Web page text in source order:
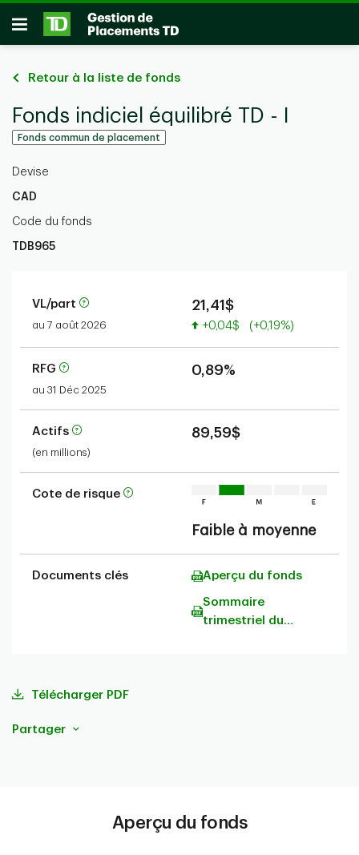
Passer au contenu principal
Ouvrir
Retour à la liste de fonds
Fonds indiciel équilibré TD - I
Fonds commun de placement
Devise
CAD
Code du fonds
TDB965
VL/part
au 7 août 2026
21,41$
Valeur accrue
+0,04$ (+0,19%)
RFG
au 31 Déc 2025
0,89%
Actifs
(en millions)
89,59$
Cote de risque
Faible à moyenne
Documents clés Aperçu du fonds
Sommaire
trimestriel du
Télécharger PDF
Partager
Aperçu du fonds